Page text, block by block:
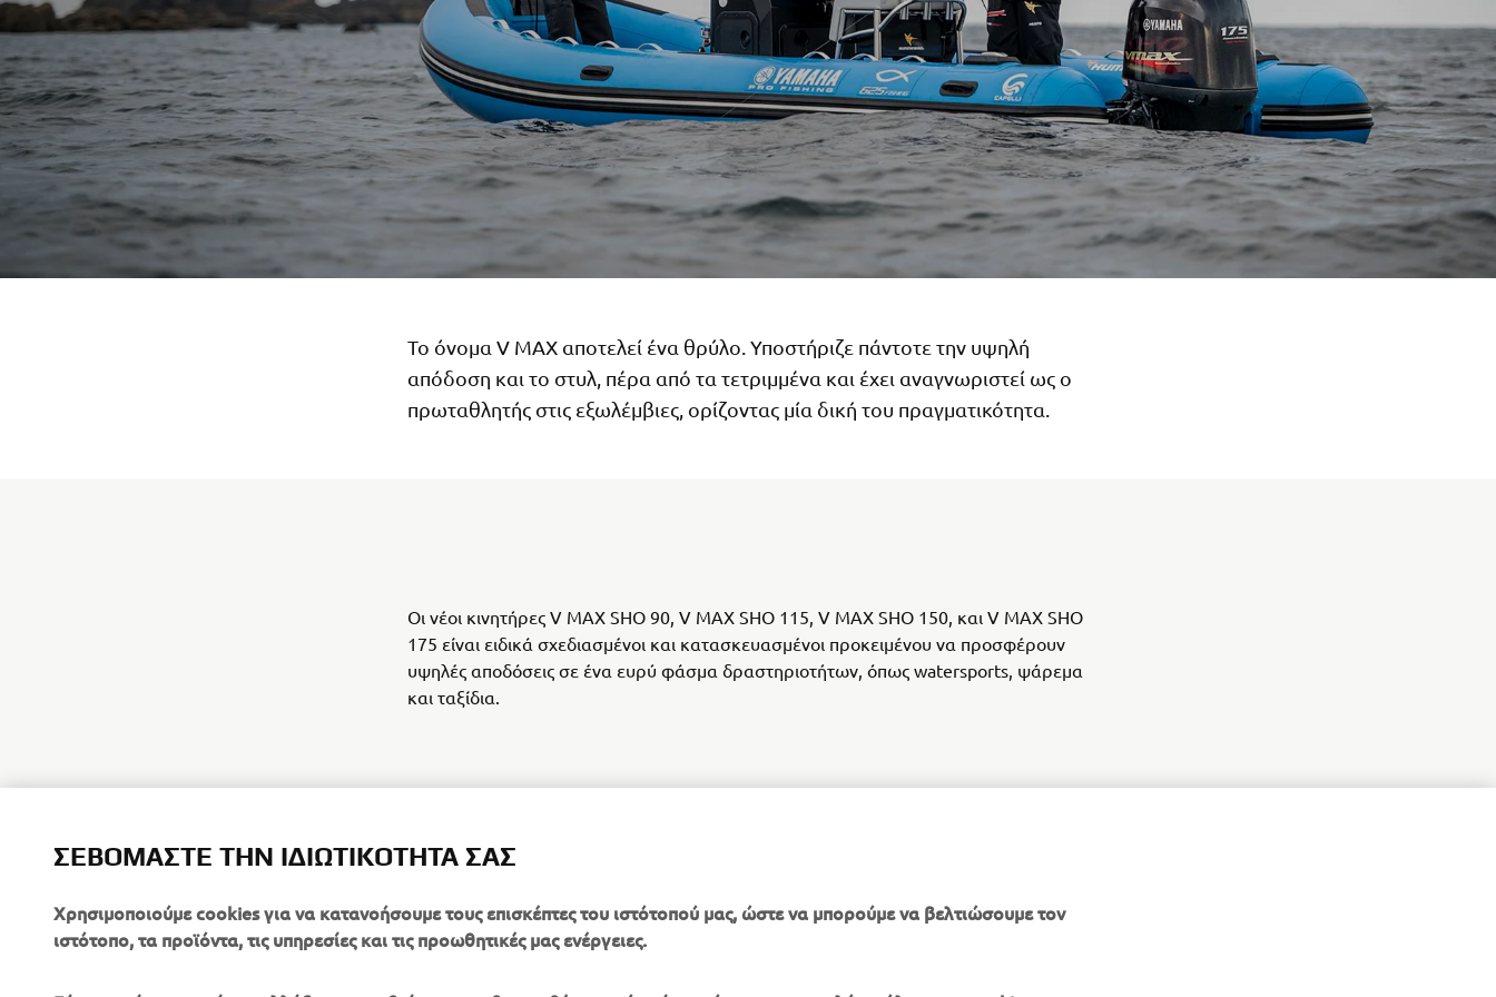
Το όνομα V MAX αποτελεί ένα θρύλο. Υποστήριζε πάντοτε την υψηλή
απόδοση και το στυλ, πέρα από τα τετριμμένα και έχει αναγνωριστεί ως ο
πρωταθλητής στις εξωλέμβιες, ορίζοντας μία δική του πραγματικότητα.
Οι νέοι κινητήρες V MAX SHO 90, V MAX SHO 115, V MAX SHO 150, και V MAX SHO
175 είναι ειδικά σχεδιασμένοι και κατασκευασμένοι προκειμένου να προσφέρουν
υψηλές αποδόσεις σε ένα ευρύ φάσμα δραστηριοτήτων, όπως watersports, ψάρεμα
και ταξίδια.
ΣΕΒΌΜΑΣΤΕ ΤΗΝ ΙΔΙΩΤΙΚΌΤΗΤΆ ΣΑΣ
Χρησιμοποιούμε cookies για να κατανοήσουμε τους επισκέπτες του ιστότοπού μας, ώστε να μπορούμε να βελτιώσουμε τον
ιστότοπο, τα προϊόντα, τις υπηρεσίες και τις προωθητικές μας ενέργειες.